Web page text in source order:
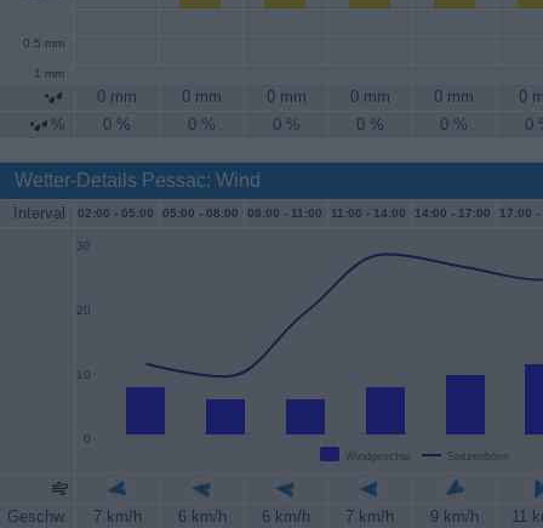
0.5 mm
1 mm
0 mm 0 mm 0 mm 0 mm 0 mm
0
%
0 % 0 % 0 % 0 % 0 % 0
Wetter-Details Pessac: Wind
Interval 02:00 - 05:00 05:00 - 08:00 08:00 - 11:00 11:00 - 14:00 14:00 - 17:00 17:00 -
Windgeschw. Spitzenböen
0
10
20
30
Geschw. 7 km/h 6 km/h 6 km/h 7 km/h 9 km/h
11